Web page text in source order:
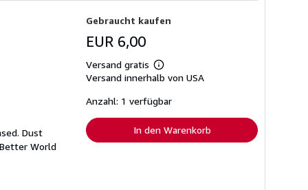
Dust
World
Gebraucht kaufen
EUR 6,00
Versand gratis
Weitere
Informationen
Versandkosten
Versand innerhalb von USA
Anzahl: 1 verfügbar
In den Warenkorb